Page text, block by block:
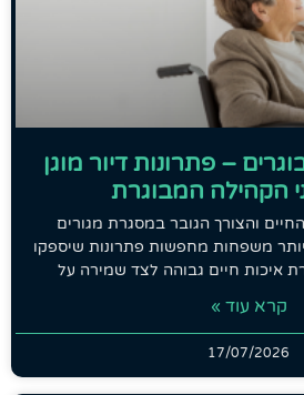
– פתרונות דיור מוגן
הקהילה המבוגרת
והצורך הגובר במסגרת מגורים
משפחות מחפשות פתרונות שיספקו
איכות חיים גבוהה לצד שמירה על
קרא עוד »
17/07/2026